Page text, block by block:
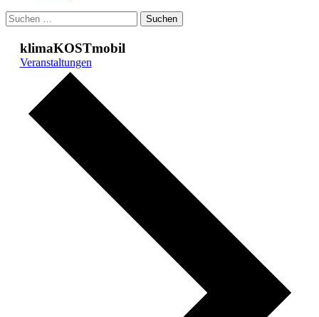
Suchen
nach:
klimaKOSTmobil
Veranstaltungen